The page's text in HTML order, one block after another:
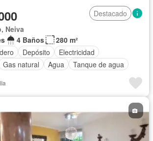
Destacado
Neiva
4 Baños
280 m²
Depósito
Electricidad
Gas natural Agua
Tanque de agua